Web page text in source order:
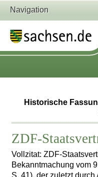
Navigation
Historische
ZDF-
Vollzitat: ZDF-
Bekanntmachung vom
S. 41), der zuletzt